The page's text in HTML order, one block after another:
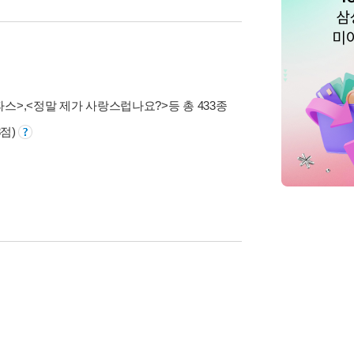
스>,<정말 제가 사랑스럽나요?>등 총 433종
점)